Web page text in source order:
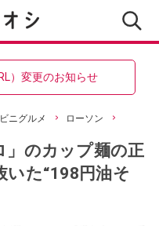
）変更のお知らせ
ニグルメ ローソン
」のカップ麺の正
た“198円油そ